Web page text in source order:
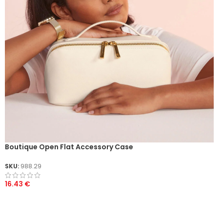
Boutique Open Flat Accessory Case
SKU: 988.29
16.43 €